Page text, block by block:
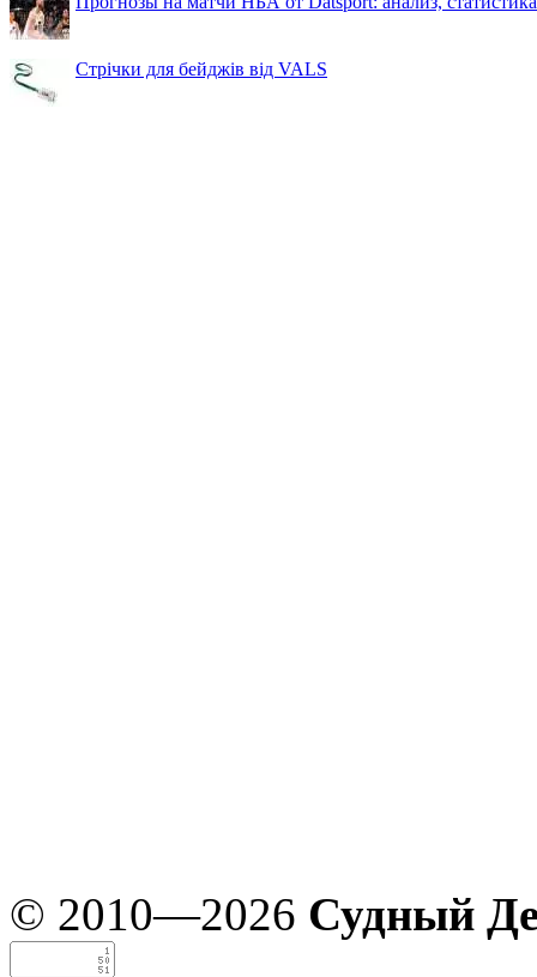
Стрічки для бейджів від VALS
© 2010—2026 Судный